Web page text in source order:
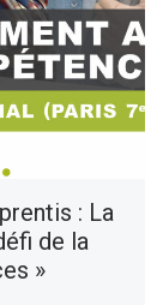
: La
de la
»